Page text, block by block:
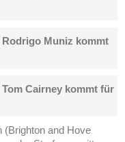
Rodrigo Muniz kommt
Cairney kommt für
(Brighton and Hove